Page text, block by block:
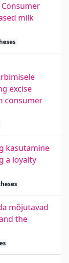
milk
excise
consumer
kasutamine
a loyalty
mõjutavad
the